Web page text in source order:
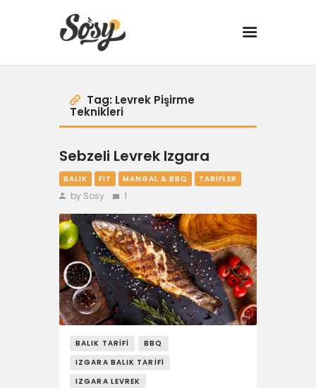
TARİFLER
YANCI
FIT
DRINK
BBQ 101
YAŞAM
SOSY’LE!
Tag: Levrek Pişirme
Teknikleri
Sebzeli Levrek Izgara
BALIK FIT MANGAL & BBQ TARIFLER
by Sosy 1
BALIK TARIFI
BBQ
IZGARA BALIK TARIFI
IZGARA LEVREK